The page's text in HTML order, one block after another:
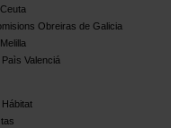
Obreiras de Galicia
Valenciá